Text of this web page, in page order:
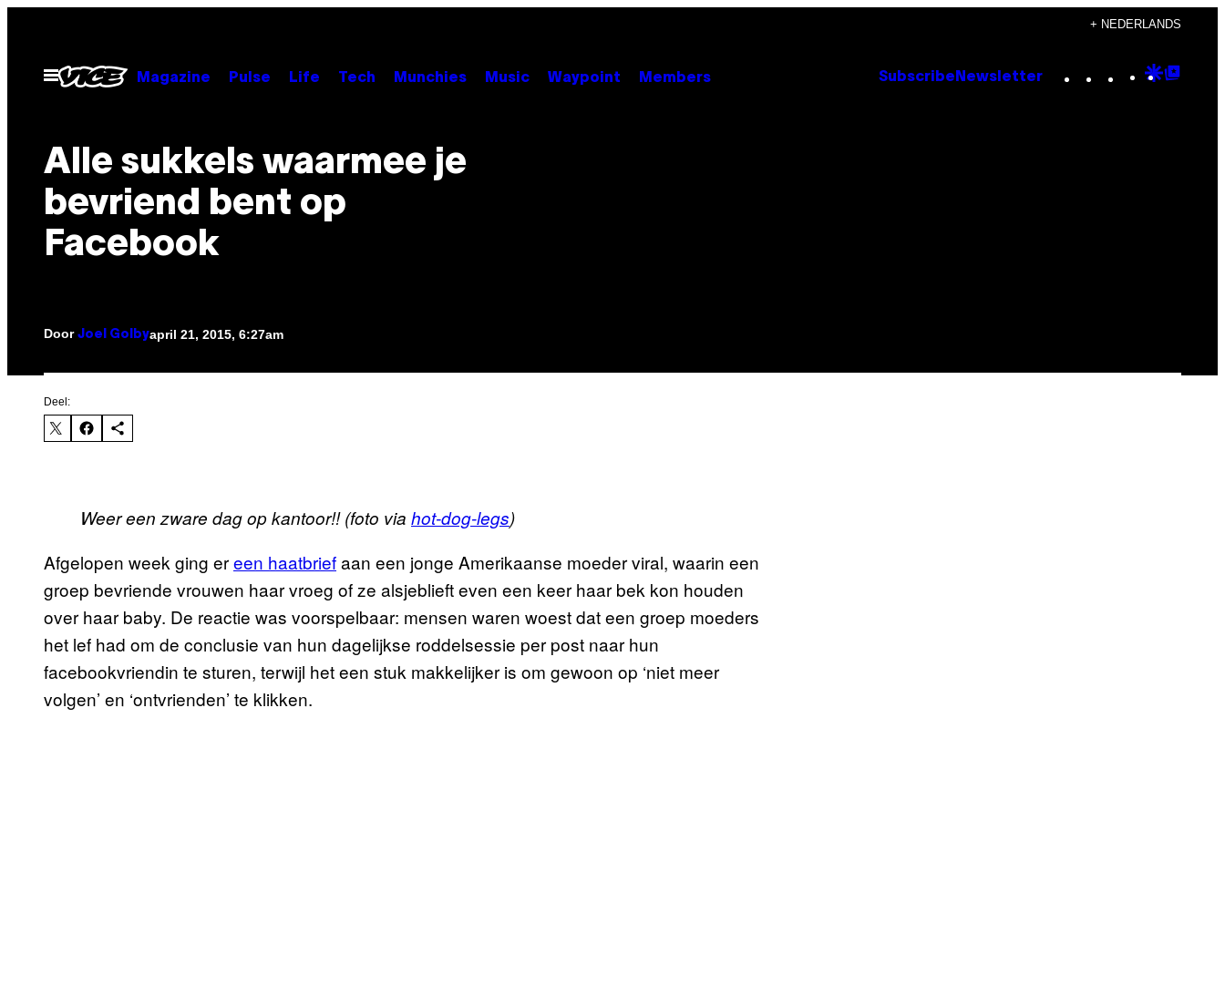
+ NEDERLANDS
Open
menu
Magazine Pulse Life Tech Munchies Music Waypoint Members Subscribe Newsletter Instagram
TikTok
YouTube
Google
Alle sukkels waarmee je
bevriend bent op
Facebook
Door Joel Golbyapril 21, 2015, 6:27am
Deel:
Weer een zware dag op kantoor!! (foto via hot-dog-legs)
Afgelopen week ging ereen haatbriefaan een jonge Amerikaanse moeder viral, waarin een
groep bevriende vrouwen haar vroeg of ze alsjeblieft even een keer haar bek kon houden
over haar baby. De reactie was voorspelbaar: mensen waren woest dat een groep moeders
het lef had om de conclusie van hun dagelijkse roddelsessie per post naar hun
facebookvriendin te sturen, terwijl het een stuk makkelijker is om gewoon op ‘niet meer
volgen’ en ‘ontvrienden’ te klikken.